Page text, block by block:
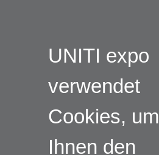
UNITI expo
verwendet
Cookies, um
Ihnen den